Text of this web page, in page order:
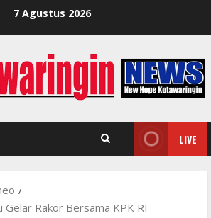
7 Agustus 2026
LIVE
Gelar Rakor Bersama KPK RI